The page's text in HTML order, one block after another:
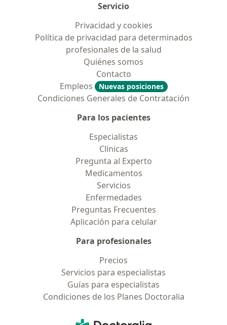
Servicio
Privacidad y cookies
Política de privacidad para determinados
profesionales de la salud
Quiénes somos
Contacto
Empleos
Nuevas posiciones
Condiciones Generales de Contratación
Para los pacientes
Especialistas
Clínicas
Pregunta al Experto
Medicamentos
Servicios
Enfermedades
Preguntas Frecuentes
Aplicación para celular
Para profesionales
Precios
Servicios para especialistas
Guías para especialistas
Condiciones de los Planes Doctoralia
Doctoralia - Página de inicio